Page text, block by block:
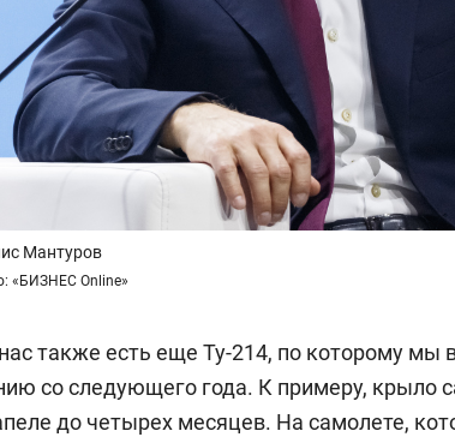
Мантуров
«БИЗНЕС Online»
также есть еще Ту-214, по которому
со следующего года. К примеру, крыло
до четырех месяцев. На самолете,